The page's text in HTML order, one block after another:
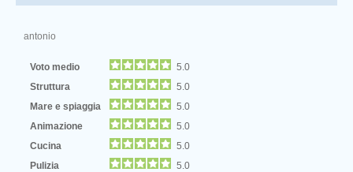
antonio
Voto medio
5.0
Struttura
5.0
Mare e spiaggia
5.0
Animazione
5.0
Cucina
5.0
Pulizia
5.0